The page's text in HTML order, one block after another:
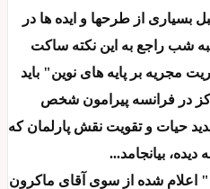
بسیاری از طرحها و ایده ها در
شب راجع به این نکته ساکت
مجریه بر پایه های نوین" باید
در فرانسه پیرامون شخص
حیات و تقویت نقش پارلمان که
بیانجامد...
اعلام شده از سوی آقای ماکرون